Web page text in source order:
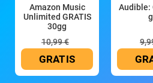
Amazon Music
Unlimited GRATIS
30gg
10,99 €
GRATIS
Audible: